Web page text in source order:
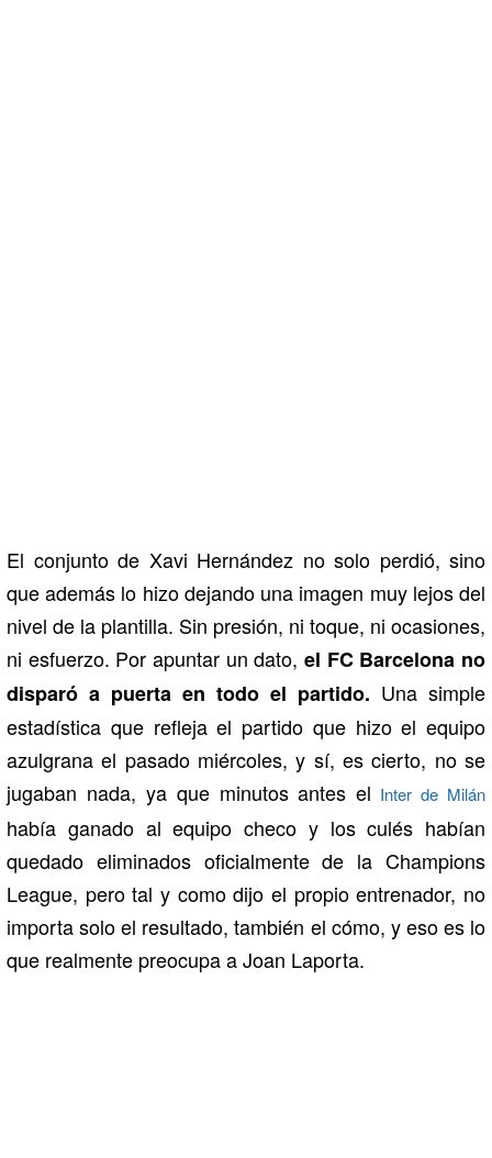
El conjunto de Xavi Hernández no solo perdió, sino
que además lo hizo dejando una imagen muy lejos del
nivel de la plantilla. Sin presión, ni toque, ni ocasiones,
ni esfuerzo. Por apuntar un dato, el FC Barcelona no
disparó a puerta en todo el partido. Una simple
estadística que refleja el partido que hizo el equipo
azulgrana el pasado miércoles, y sí, es cierto, no se
jugaban nada, ya que minutos antes el Inter de Milán
había ganado al equipo checo y los culés habían
quedado eliminados oficialmente de la Champions
League, pero tal y como dijo el propio entrenador, no
importa solo el resultado, también el cómo, y eso es lo
que realmente preocupa a Joan Laporta.